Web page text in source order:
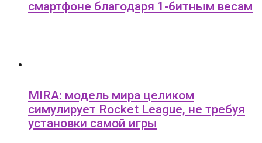
смартфоне благодаря 1-битным весам
MIRA: модель мира целиком
симулирует Rocket League, не требуя
установки самой игры